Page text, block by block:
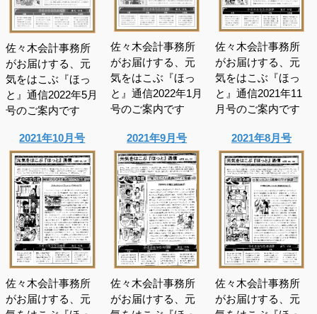
佐々木会計事務所
がお届けする、元
気をはこぶ『ほっ
と』通信2022年5月
号のご案内です
佐々木会計事務所
がお届けする、元
気をはこぶ『ほっ
と』通信2022年1月
号のご案内です
佐々木会計事務所
がお届けする、元
気をはこぶ『ほっ
と』通信2021年11
月号のご案内です
2021年10月号
佐々木会計事務所
がお届けする、元
2021年9月号
佐々木会計事務所
がお届けする、元
2021年8月号
佐々木会計事務所
がお届けする、元